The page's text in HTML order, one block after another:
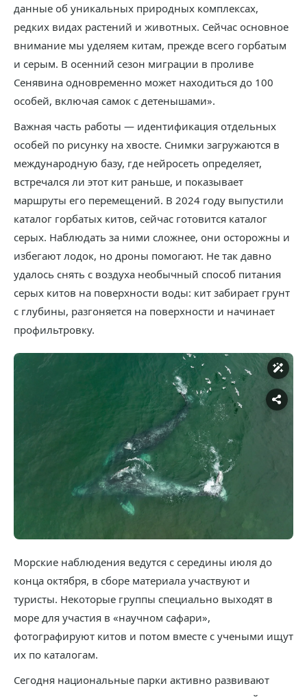
данные об уникальных природных комплексах,
редких видах растений и животных. Сейчас основное
внимание мы уделяем китам, прежде всего горбатым
и серым. В осенний сезон миграции в проливе
Сенявина одновременно может находиться до 100
особей, включая самок с детенышами».
Важная часть работы — идентификация отдельных
особей по рисунку на хвосте. Снимки загружаются в
международную базу, где нейросеть определяет,
встречался ли этот кит раньше, и показывает
маршруты его перемещений. В 2024 году выпустили
каталог горбатых китов, сейчас готовится каталог
серых. Наблюдать за ними сложнее, они осторожны и
избегают лодок, но дроны помогают. Не так давно
удалось снять с воздуха необычный способ питания
серых китов на поверхности воды: кит забирает грунт
с глубины, разгоняется на поверхности и начинает
профильтровку.
Морские наблюдения ведутся с середины июля до
конца октября, в сборе материала участвуют и
туристы. Некоторые группы специально выходят в
море для участия в «научном сафари»,
фотографируют китов и потом вместе с учеными ищут
их по каталогам.
Сегодня национальные парки активно развивают